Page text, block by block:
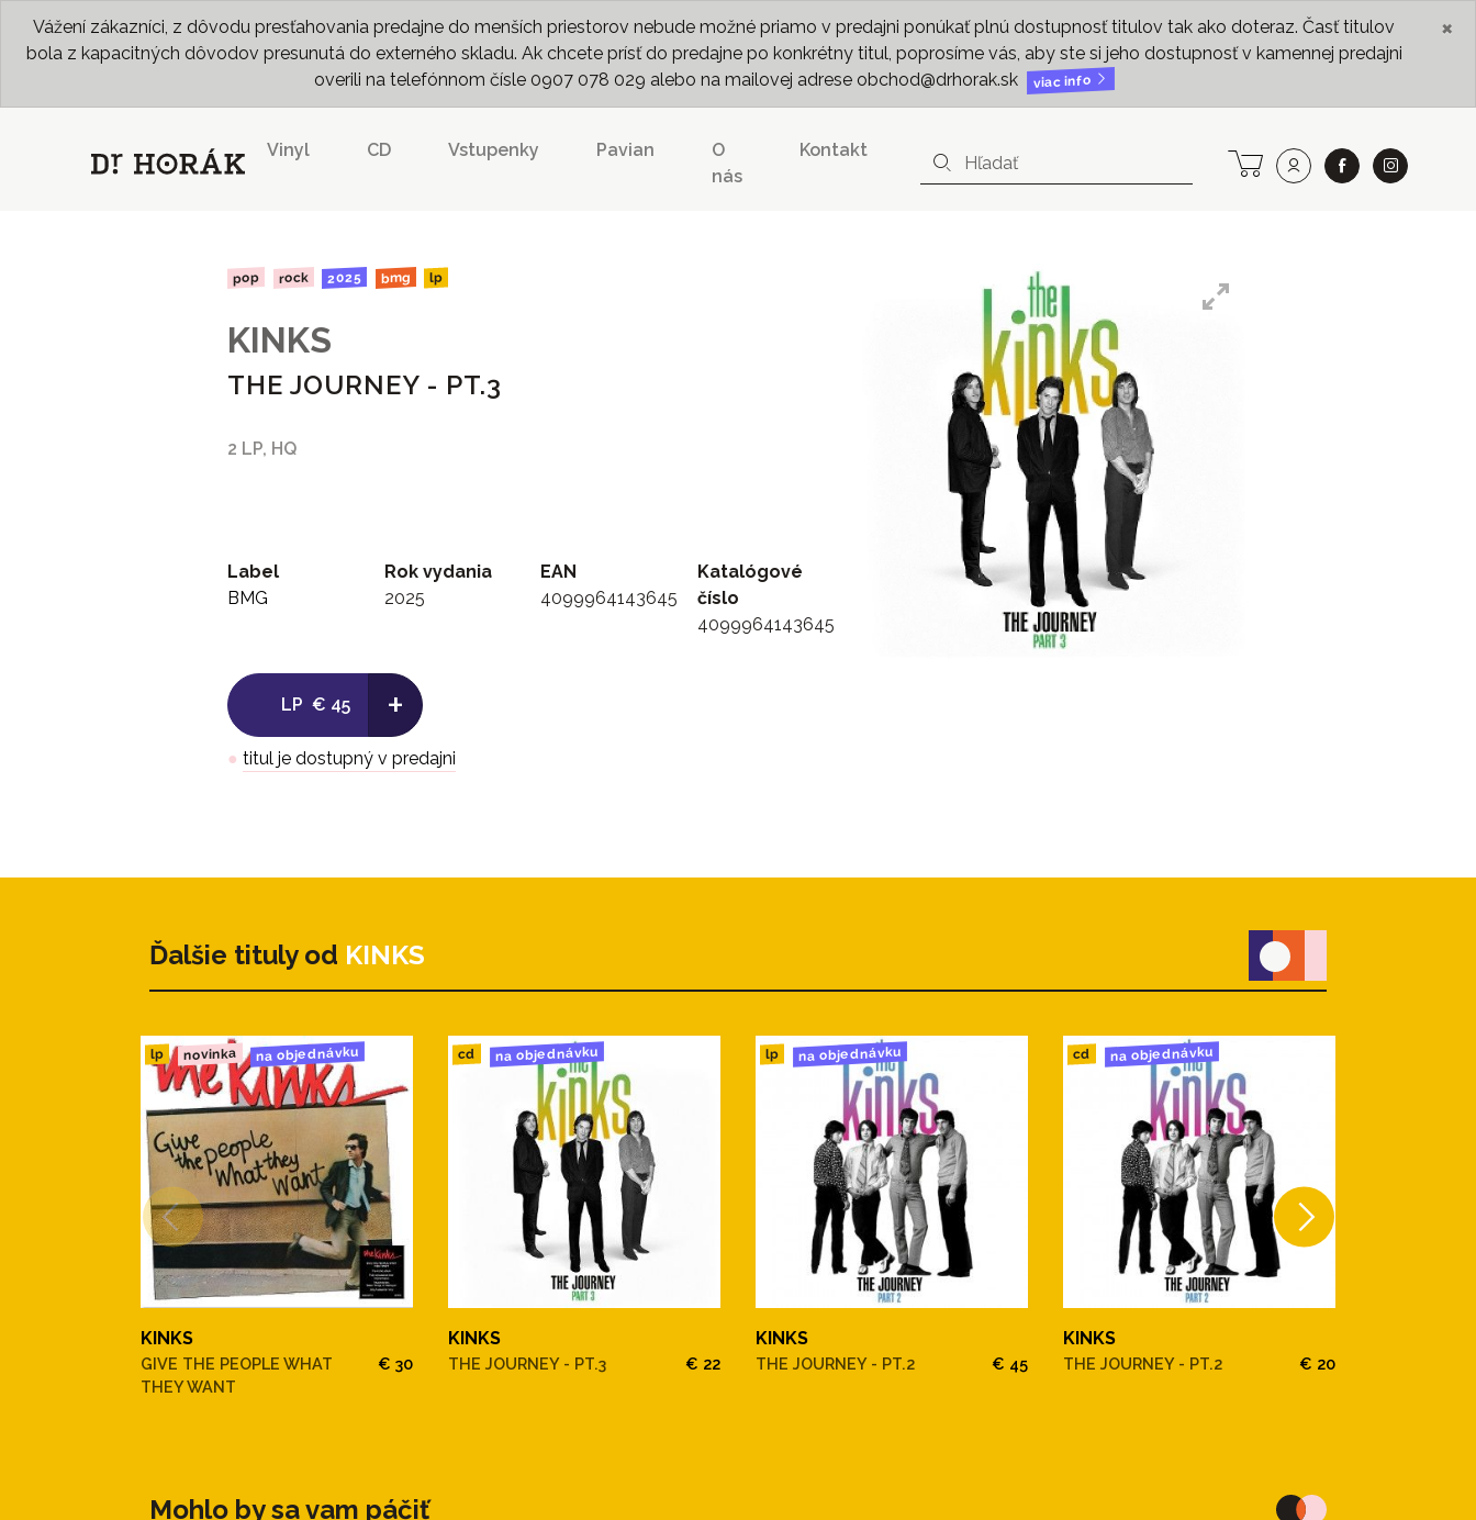
Vážení zákazníci, z dôvodu presťahovania predajne do menších priestorov nebude možné priamo v predajni ponúkať plnú dostupnosť titulov tak ako doteraz. Časť titulov
bola z kapacitných dôvodov presunutá do externého skladu. Ak chcete prísť do predajne po konkrétny titul, poprosíme vás, aby ste si jeho dostupnosť v kamennej predajni
overili na telefónnom čísle 0907 078 029 alebo na mailovej adrese obchod@drhorak.sk
viac info
×
Vinyl CD Vstupenky Pavian
O
nás
Kontakt
pop rock 2025 bmg lp
KINKS
THE JOURNEY - PT.3
2 LP, HQ
Label
BMG
Rok vydania
2025
EAN
4099964143645
Katalógové
číslo
4099964143645
LP € 45 +
● titul je dostupný v predajni
Ďalšie tituly od KINKS
lp novinka na objednávku
KINKS
GIVE THE PEOPLE WHAT
THEY WANT
€ 30
cd na objednávku
KINKS
THE JOURNEY - PT.3 € 22
lp na objednávku
KINKS
THE JOURNEY - PT.2 € 45
cd na objednávku
KINKS
THE JOURNEY - PT.2 € 20
Mohlo by sa vam páčiť